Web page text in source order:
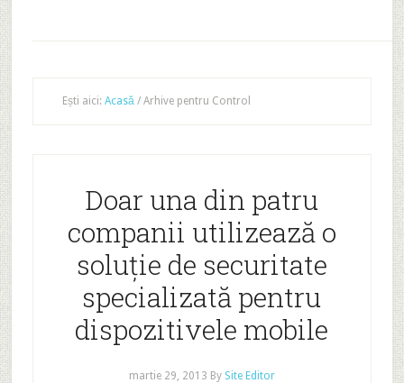
Ești aici: Acasă /Arhive pentru Control
Doar una din patru
companii utilizează o
soluţie de securitate
specializată pentru
dispozitivele mobile
martie 29, 2013 By Site Editor